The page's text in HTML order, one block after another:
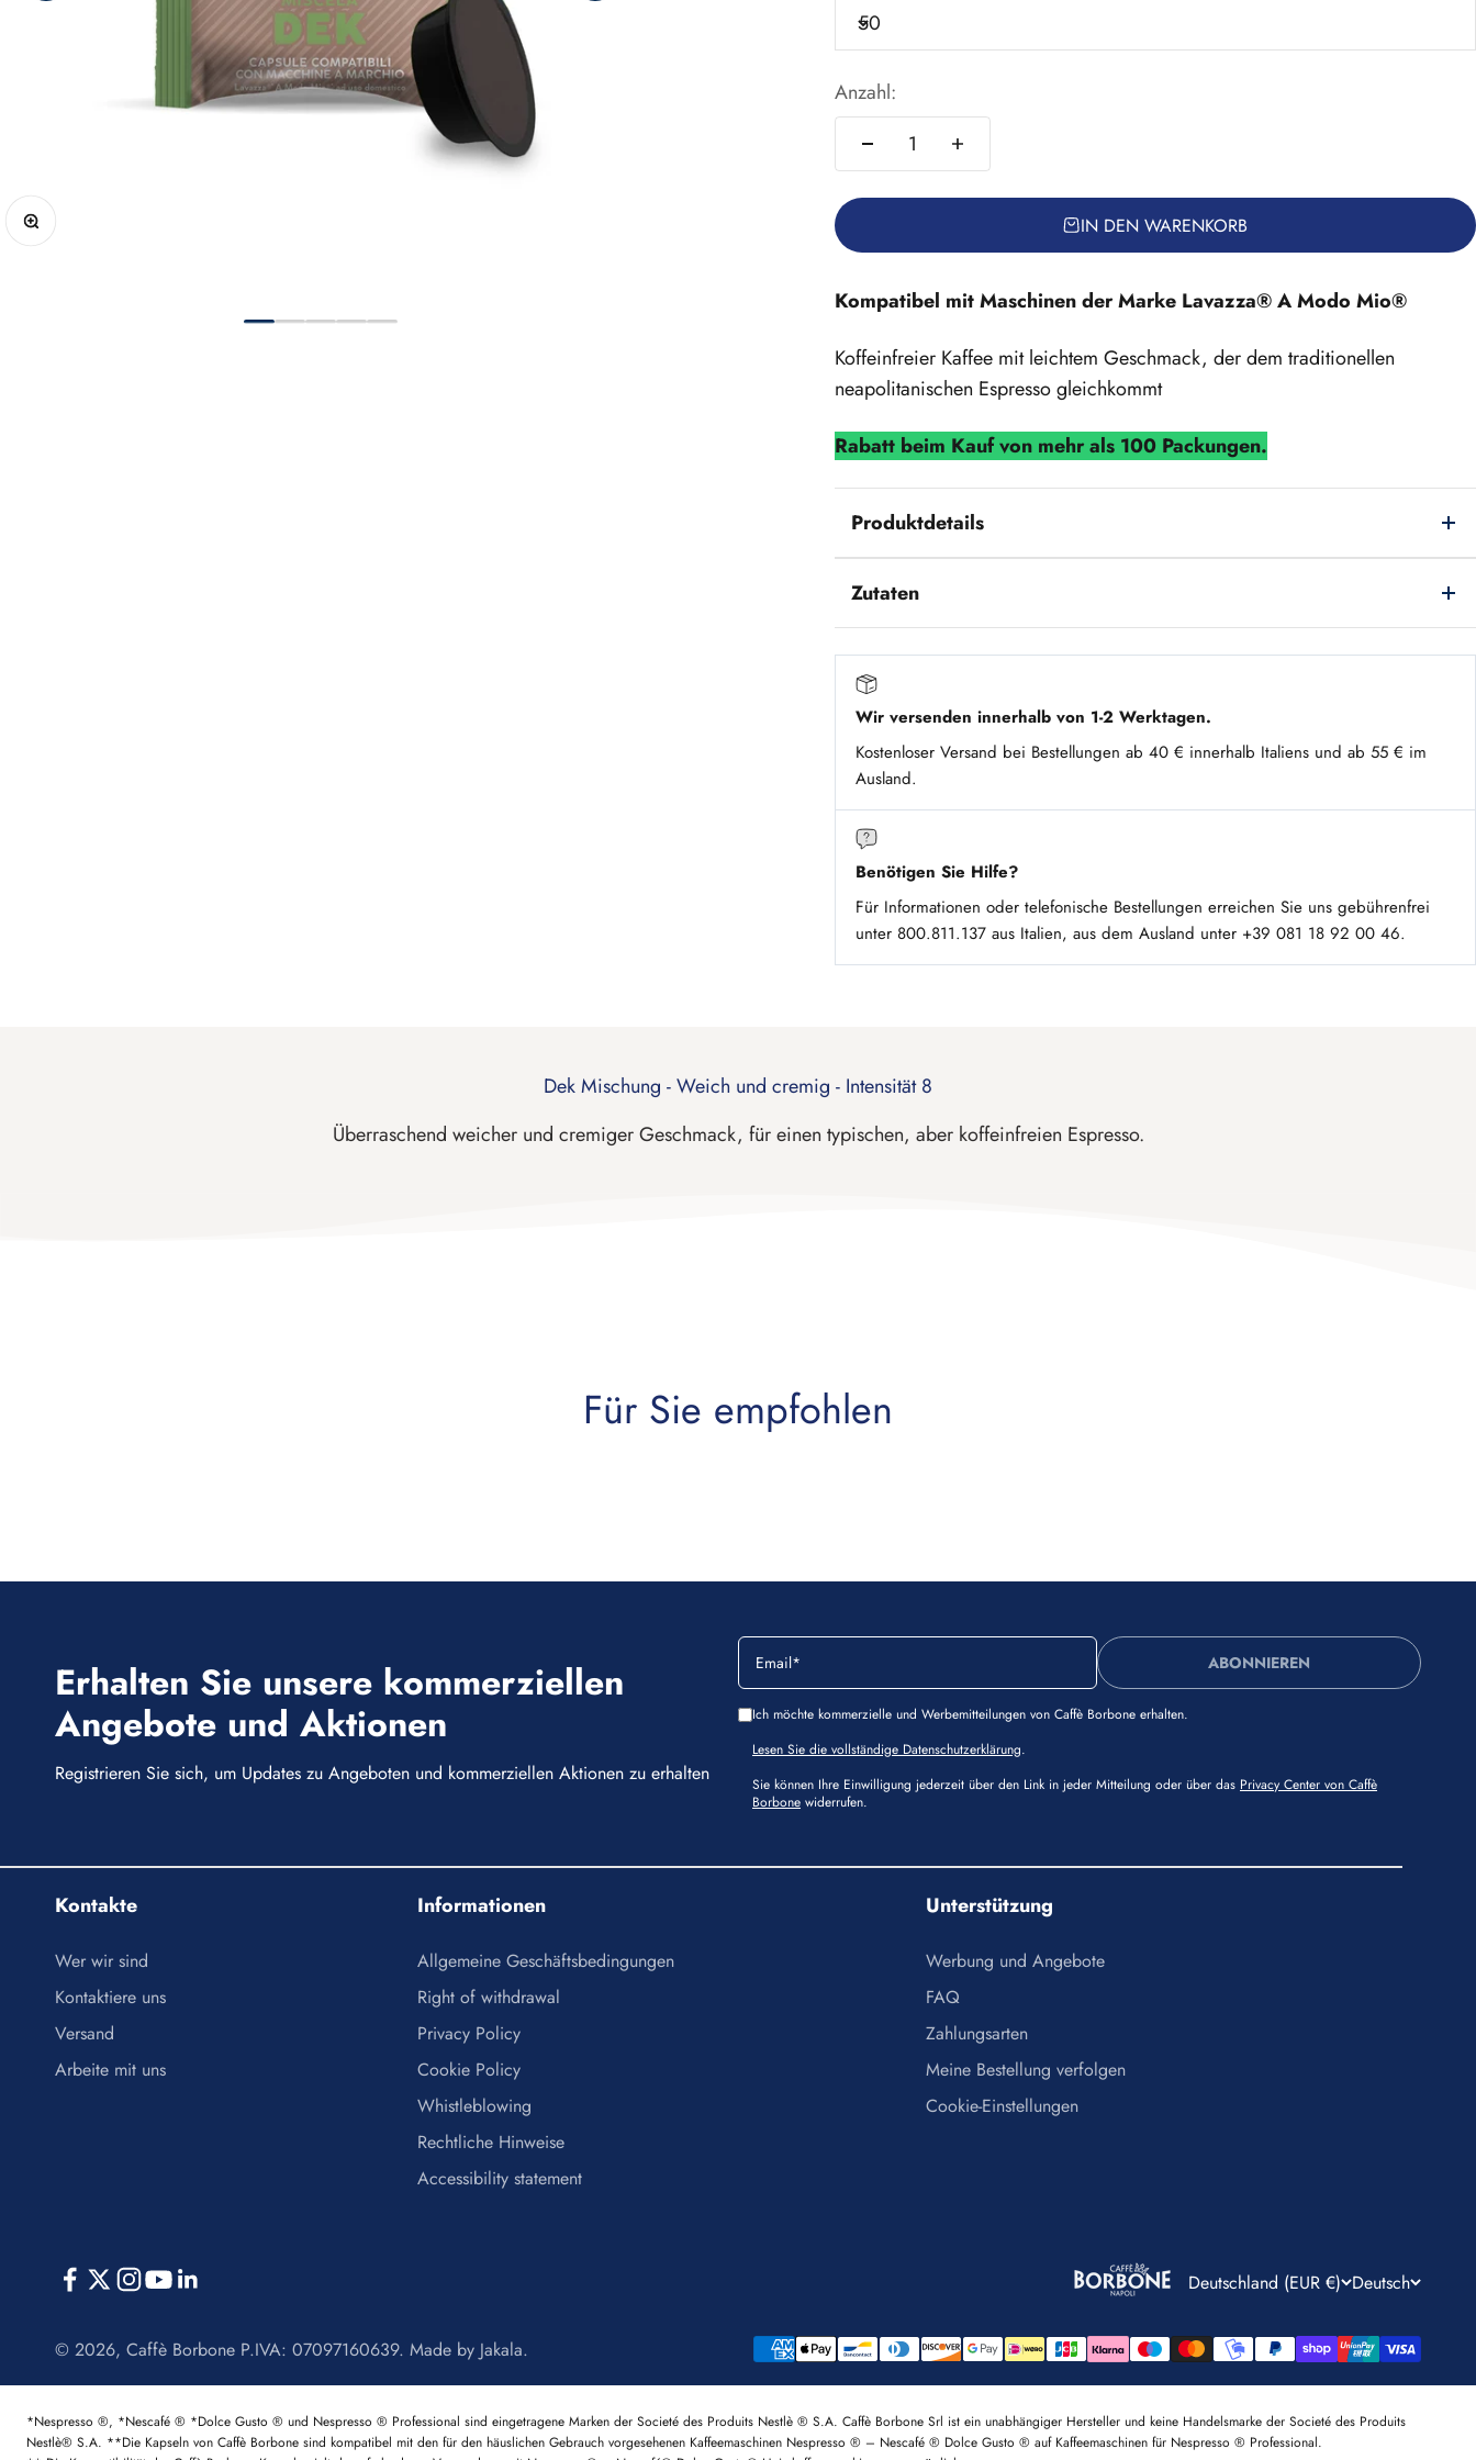
Bild vergrößern
50
Anzahl:
IN DEN WARENKORB
Kompatibel mit Maschinen der Marke Lavazza® A Modo Mio®
Koffeinfreier Kaffee mit leichtem Geschmack, der dem traditionellen
neapolitanischen Espresso gleichkommt
Rabatt beim Kauf von mehr als 100 Packungen.
Produktdetails
Zutaten
Wir versenden innerhalb von 1-2 Werktagen.
Kostenloser Versand bei Bestellungen ab 40 € innerhalb Italiens und ab 55 € im
Ausland.
Benötigen Sie Hilfe?
Für Informationen oder telefonische Bestellungen erreichen Sie uns gebührenfrei
unter 800.811.137 aus Italien, aus dem Ausland unter +39 081 18 92 00 46.
Dek Mischung - Weich und cremig - Intensität 8
Überraschend weicher und cremiger Geschmack, für einen typischen, aber koffeinfreien Espresso.
Erhalten Sie unsere kommerziellen
Angebote und Aktionen
Registrieren Sie sich, um Updates zu Angeboten und kommerziellen Aktionen zu erhalten
ABONNIEREN
Ich möchte kommerzielle und Werbemitteilungen von Caffè Borbone erhalten.
Lesen Sie die vollständige Datenschutzerklärung.
Sie können Ihre Einwilligung jederzeit über den Link in jeder Mitteilung oder über das Privacy Center von Caffè
Borbone widerrufen.
Kontakte
Wer wir sind
Kontaktiere uns
Versand
Arbeite mit uns
Informationen
Allgemeine Geschäftsbedingungen
Right of withdrawal
Privacy Policy
Cookie Policy
Whistleblowing
Rechtliche Hinweise
Accessibility statement
Unterstützung
Werbung und Angebote
FAQ
Zahlungsarten
Meine Bestellung verfolgen
Cookie-Einstellungen
Deutschland (EUR €) Deutsch
© 2026, Caffè Borbone P.IVA: 07097160639. Made by Jakala.
*Nespresso ®, *Nescafé ® *Dolce Gusto ® und Nespresso ® Professional sind eingetragene Marken der Societé des Produits Nestlè ® S.A. Caffè Borbone Srl ist ein unabhängiger Hersteller und keine Handelsmarke der Societé des Produits
Nestlè® S.A. **Die Kapseln von Caffè Borbone sind kompatibel mit den für den häuslichen Gebrauch vorgesehenen Kaffeemaschinen Nespresso ® – Nescafé ® Dolce Gusto ® auf Kaffeemaschinen für Nespresso ® Professional.